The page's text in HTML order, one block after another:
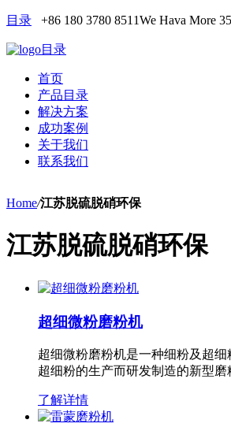
目录 +86 180 3780 8511We Hava More
目录
首页
产品目录
解决方案
成功案例
关于我们
联系我们
Home/江苏脱硫脱硝环保
江苏脱硫脱硝环保
超细微粉磨粉机
超细微粉磨粉机是一种细粉及超
超细粉的生产而研发制造的新型
了解详情